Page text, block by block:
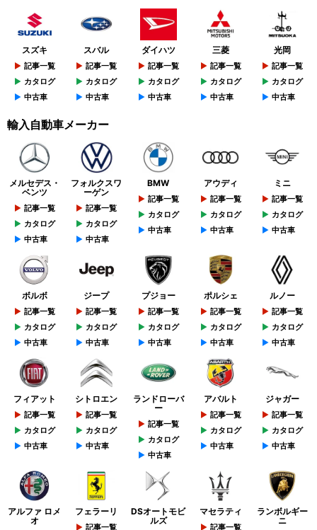
スズキ
記事一覧
カタログ
中古車
スバル
記事一覧
カタログ
中古車
ダイハツ
記事一覧
カタログ
中古車
三菱
記事一覧
カタログ
中古車
光岡
記事一覧
カタログ
中古車
輸入自動車メーカー
メルセデス・
ベンツ
記事一覧
カタログ
中古車
フォルクスワ
ーゲン
記事一覧
カタログ
中古車
BMW
記事一覧
カタログ
中古車
アウディ
記事一覧
カタログ
中古車
ミニ
記事一覧
カタログ
中古車
ボルボ
記事一覧
カタログ
中古車
ジープ
記事一覧
カタログ
中古車
プジョー
記事一覧
カタログ
中古車
ポルシェ
記事一覧
カタログ
中古車
ルノー
記事一覧
カタログ
中古車
フィアット
記事一覧
カタログ
中古車
シトロエン
記事一覧
カタログ
中古車
ランドローバ
ー
記事一覧
カタログ
中古車
アバルト
記事一覧
カタログ
中古車
ジャガー
記事一覧
カタログ
中古車
アルファ ロメ
オ
フェラーリ
記事一覧
DSオートモビ
ルズ
マセラティ
記事一覧
ランボルギー
ニ